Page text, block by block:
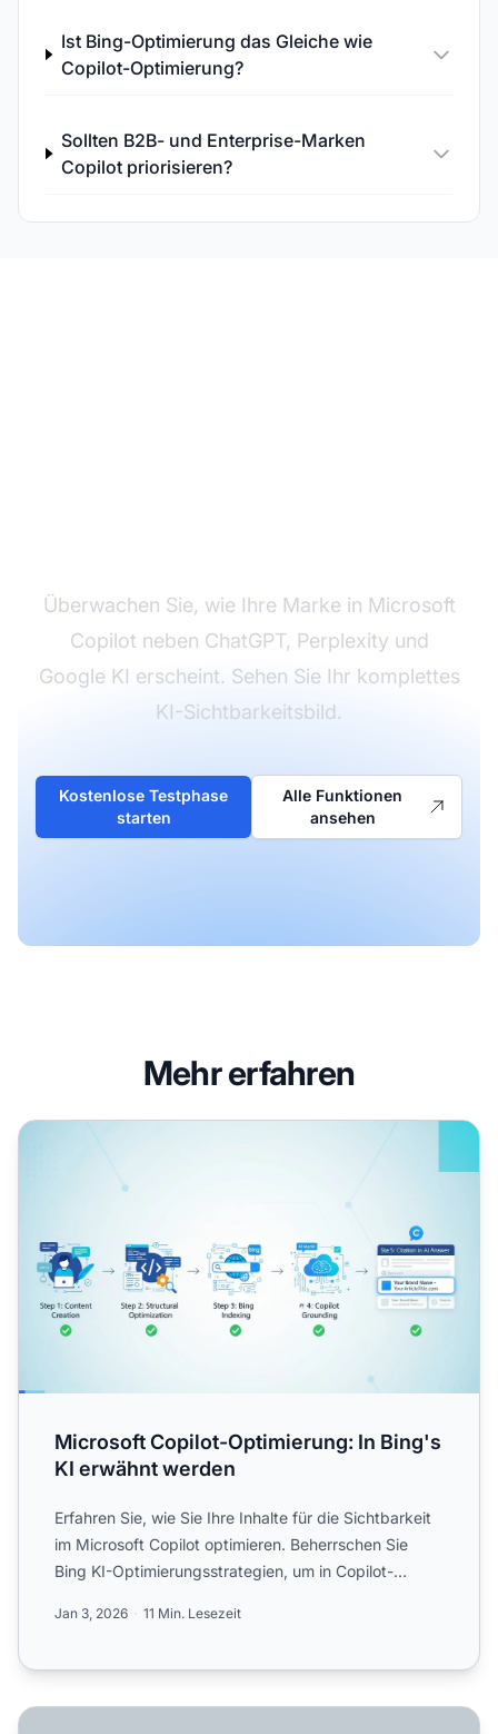
Ist Bing-Optimierung das Gleiche wie
Copilot-Optimierung?
Sollten B2B- und Enterprise-Marken
Copilot priorisieren?
Überwachen Sie, wie Ihre Marke in Microsoft
Copilot neben ChatGPT, Perplexity und
Google KI erscheint. Sehen Sie Ihr komplettes
KI-Sichtbarkeitsbild.
Kostenlose Testphase
starten
Alle Funktionen
ansehen
Mehr erfahren
Microsoft Copilot-Optimierung: In Bing's KI erwähnt
Microsoft Copilot-Optimierung: In Bing's
KI erwähnt werden
Erfahren Sie, wie Sie Ihre Inhalte für die Sichtbarkeit
im Microsoft Copilot optimieren. Beherrschen Sie
Bing KI-Optimierungsstrategien, um in Copilot-
Jan 3, 2026 11 Min. Lesezeit
Wie optimiere ich für Microsoft Copilot? Vollständiger